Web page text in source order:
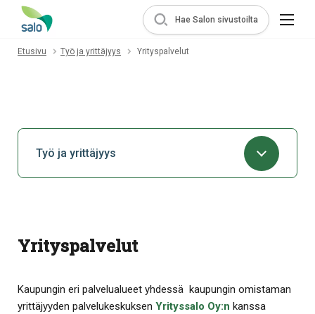
Hae Salon sivustoilta
Etusivu Työ ja yrittäjyys Yrityspalvelut
Työ ja yrittäjyys
Yrityspalvelut
Kaupungin eri palvelualueet yhdessä kaupungin omistaman
yrittäjyyden palvelukeskuksen Yrityssalo Oy:n kanssa